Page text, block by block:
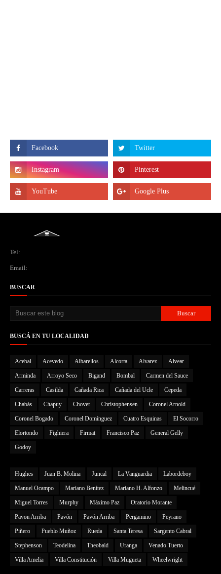
Tel:
Email:
BUSCAR
BUSCÁ EN TU LOCALIDAD
Acebal Acevedo Albarellos Alcorta Alvarez Alvear
Arminda Arroyo Seco Bigand Bombal Carmen del Sauce
Carreras Casilda Cañada Rica Cañada del Ucle Cepeda
Chabás Chapuy Chovet Christophensen Coronel Arnold
Coronel Bogado Coronel Domínguez Cuatro Esquinas El Socorro
Elortondo Fighiera Firmat Francisco Paz General Gelly
Godoy
Hughes Juan B. Molina Juncal La Vanguardia Labordeboy
Manuel Ocampo Mariano Benítez Mariano H. Alfonzo Melincué
Miguel Torres Murphy Máximo Paz Oratorio Morante
Pavon Arriba Pavón Pavón Arriba Pergamino Peyrano
Piñero Pueblo Muñoz Rueda Santa Teresa Sargento Cabral
Stephenson Teodelina Theobald Uranga Venado Tuerto
Villa Amelia Villa Constitución Villa Mugueta Wheelwright